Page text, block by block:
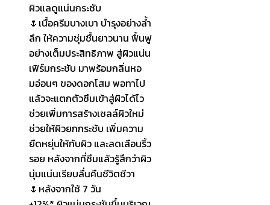
ผิวแลดูแน่นกระชับ
🌷เนื้อครีมบางเบา บำรุงอย่างล้ำ
ลึก ให้ความชุ่มชื้นยาวนาน ฟื้นฟู
อย่างเต็มประสิทธิภาพ สู่ผิวแน่น
เฟิร์มกระชับ มาพร้อมกลิ่นหอ
มอ่อนๆ ของดอกโสม พอทาไป
แล้วจะแตกตัวซึมเข้าสู่ผิวได้ไว
ช่วยเพิ่มการสร้างเซลล์ผิวใหม่
ช่วยให้ผิวยกกระชับ เพิ่มความ
ยืดหยุ่นให้กับผิว และลดเลือนริ้ว
รอย หลังจากที่ซึมแล้วรู้สึกว่าผิว
นุ่มแน่นเรียบลื่นคืนชีวิตชีวา
🌷หลังจากใช้ 7 วัน